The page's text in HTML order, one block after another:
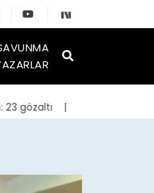
| Bakan Kurum, yeniden